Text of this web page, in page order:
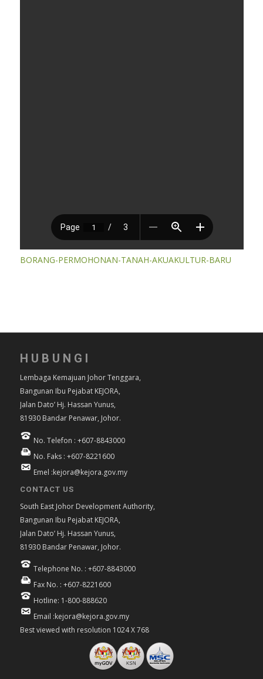
BORANG-PERMOHONAN-TANAH-AKUAKULTUR-BARU
HUBUNGI
Lembaga Kemajuan Johor Tenggara,
Bangunan Ibu Pejabat KEJORA,
Jalan Dato’ Hj. Hassan Yunus,
81930 Bandar Penawar, Johor.
No. Telefon : +607-8843000
No. Faks : +607-8221600
Emel :kejora@kejora.gov.my
CONTACT US
South East Johor Development Authority,
Bangunan Ibu Pejabat KEJORA,
Jalan Dato’ Hj. Hassan Yunus,
81930 Bandar Penawar, Johor.
Telephone No. : +607-8843000
Fax No. : +607-8221600
Hotline: 1-800-888620
Email :kejora@kejora.gov.my
Best viewed with resolution 1024 X 768